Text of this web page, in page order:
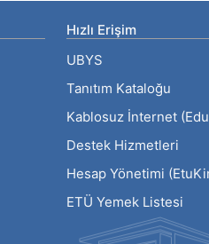
Hızlı Erişim
UBYS
Tanıtım Kataloğu
Kablosuz İnternet
Destek Hizmetleri
Hesap Yönetimi
ETÜ Yemek Listesi